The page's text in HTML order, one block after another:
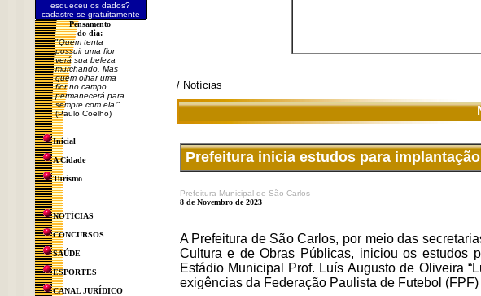
esqueceu os dados?
cadastre-se gratuitamente
Pensamento
do dia:
"Quem tenta
possuir uma flor
verá sua beleza
murchando. Mas
quem olhar uma
flor no campo
permanecerá para
sempre com ela!"
(Paulo Coelho)
Inicial
A Cidade
Turismo
NOTÍCIAS
CONCURSOS
SAÚDE
ESPORTES
CANAL JURÍDICO
/ Notícias
Prefeitura inicia estudos para
Prefeitura Municipal de São Carlos
8 de Novembro de 2023
A Prefeitura de São Carlos, por meio das
Cultura e de Obras Públicas, iniciou os estudos
Estádio Municipal Prof. Luís Augusto de Oliveira
exigências da Federação Paulista de Futebol